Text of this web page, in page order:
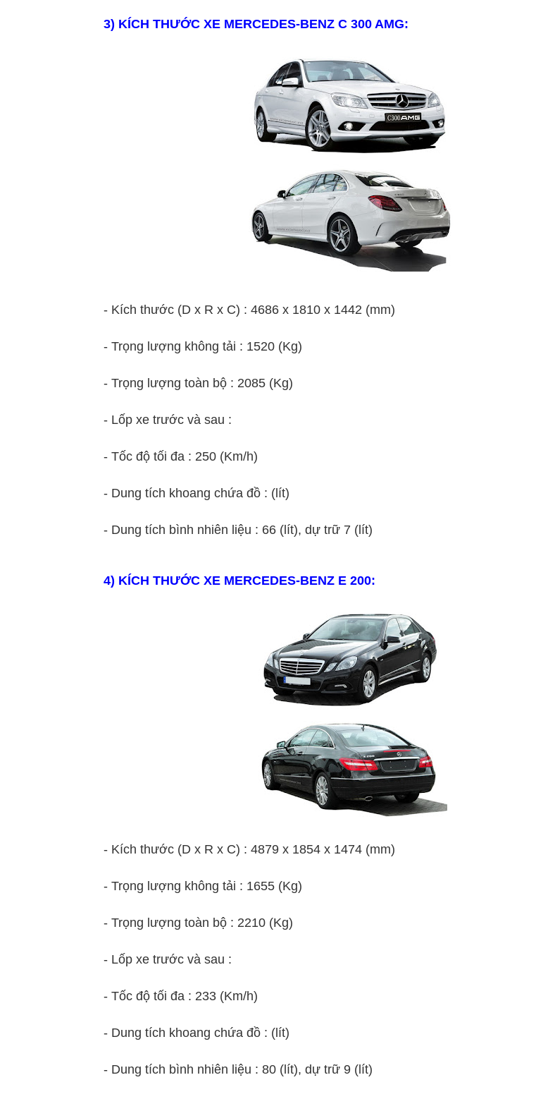
3) KÍCH THƯỚC XE MERCEDES-BENZ C 300 AMG:
- Kích thước (D x R x C) : 4686 x 1810 x 1442 (mm)
- Trọng lượng không tải : 1520 (Kg)
- Trọng lượng toàn bộ : 2085 (Kg)
- Lốp xe trước và sau :
- Tốc độ tối đa : 250 (Km/h)
- Dung tích khoang chứa đồ : (lít)
- Dung tích bình nhiên liệu : 66 (lít), dự trữ 7 (lít)
4) KÍCH THƯỚC XE MERCEDES-BENZ E 200:
- Kích thước (D x R x C) : 4879 x 1854 x 1474 (mm)
- Trọng lượng không tải : 1655 (Kg)
- Trọng lượng toàn bộ : 2210 (Kg)
- Lốp xe trước và sau :
- Tốc độ tối đa : 233 (Km/h)
- Dung tích khoang chứa đồ : (lít)
- Dung tích bình nhiên liệu : 80 (lít), dự trữ 9 (lít)